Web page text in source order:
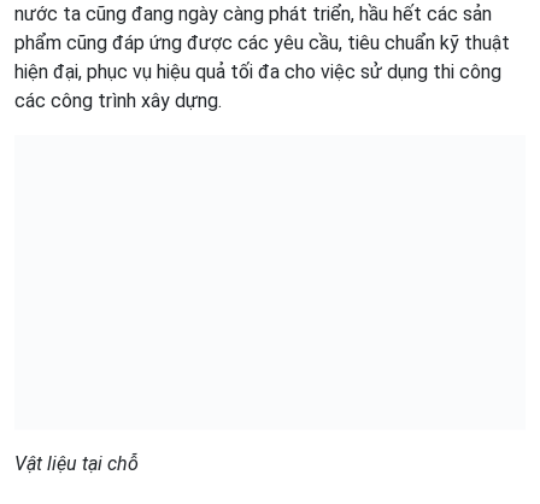
nước ta cũng đang ngày càng phát triển, hầu hết các sản
phẩm cũng đáp ứng được các yêu cầu, tiêu chuẩn kỹ thuật
hiện đại, phục vụ hiệu quả tối đa cho việc sử dụng thi công
các công trình xây dựng.
Vật liệu tại chỗ